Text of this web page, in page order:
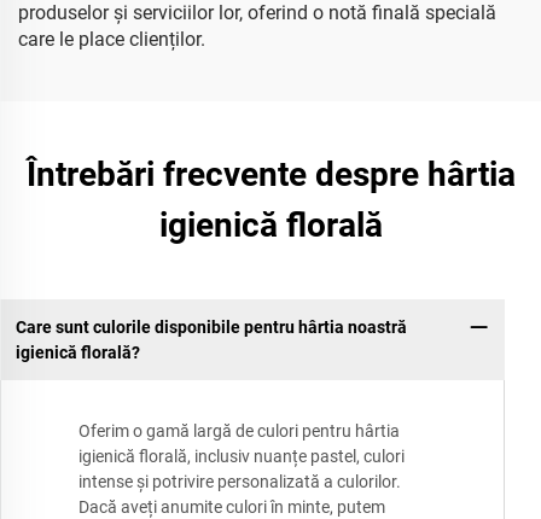
produselor și serviciilor lor, oferind o notă finală specială
care le place clienților.
Întrebări frecvente despre hârtia
igienică florală
Care sunt culorile disponibile pentru hârtia noastră
igienică florală?
Oferim o gamă largă de culori pentru hârtia
igienică florală, inclusiv nuanțe pastel, culori
intense și potrivire personalizată a culorilor.
Dacă aveți anumite culori în minte, putem